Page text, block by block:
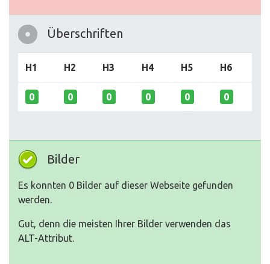
Überschriften
H1 H2 H3 H4 H5 H6
0 0 0 0 0 0
Bilder
Es konnten 0 Bilder auf dieser Webseite gefunden
werden.
Gut, denn die meisten Ihrer Bilder verwenden das
ALT-Attribut.